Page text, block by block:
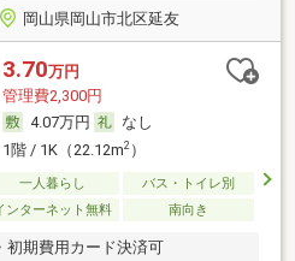
岡山県岡山市北区延友
3.70万円
管理費2,300円
4.07万円
なし
1階 / 1K（22.12m2）
一人暮らし
バス・トイレ別
ンターネット無料 南向き
初期費用カード決済可